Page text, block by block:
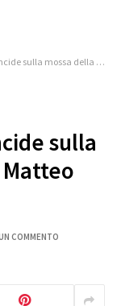
della Roma per Matteo Ruggeri
sulla
COMMENTO